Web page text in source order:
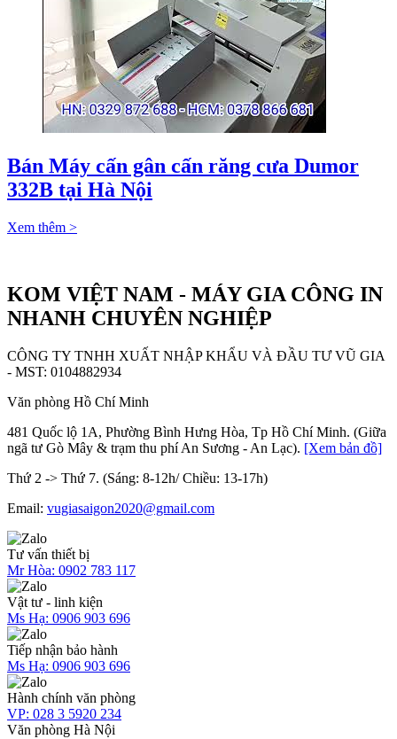
Bán Máy cấn gân cấn răng cưa Dumor
332B tại Hà Nội
Xem thêm >
KOM VIỆT NAM - MÁY GIA CÔNG IN
NHANH CHUYÊN NGHIỆP
CÔNG TY TNHH XUẤT NHẬP KHẨU VÀ ĐẦU TƯ VŨ GIA
- MST: 0104882934
Văn phòng Hồ Chí Minh
481 Quốc lộ 1A, Phường Bình Hưng Hòa, Tp Hồ Chí Minh. (Giữa
ngã tư Gò Mây & trạm thu phí An Sương - An Lạc). [Xem bản đồ]
Thứ 2 -> Thứ 7. (Sáng: 8-12h/ Chiều: 13-17h)
Email: vugiasaigon2020@gmail.com
Tư vấn thiết bị
Mr Hòa: 0902 783 117
Vật tư - linh kiện
Ms Hạ: 0906 903 696
Tiếp nhận bảo hành
Ms Hạ: 0906 903 696
Hành chính văn phòng
VP: 028 3 5920 234
Văn phòng Hà Nội